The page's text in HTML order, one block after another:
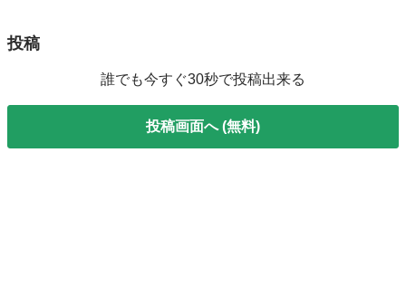
投稿
誰でも今すぐ30秒で投稿出来る
投稿画面へ (無料)